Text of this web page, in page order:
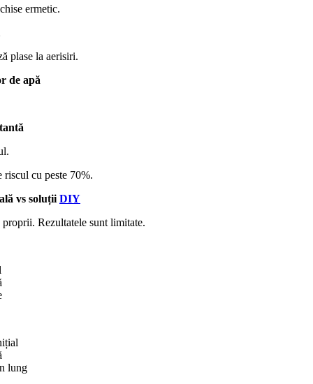
ermetic.
plase la aerisiri.
de apă
cu peste 70%.
vs soluții DIY
Rezultatele sunt limitate.
lung